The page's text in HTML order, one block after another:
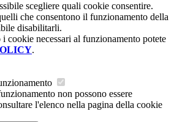
scegliere quali cookie consentire.
che consentono il funzionamento della
disabilitarli.
cookie necessari al funzionamento potete
.
non possono essere
l'elenco nella pagina della cookie